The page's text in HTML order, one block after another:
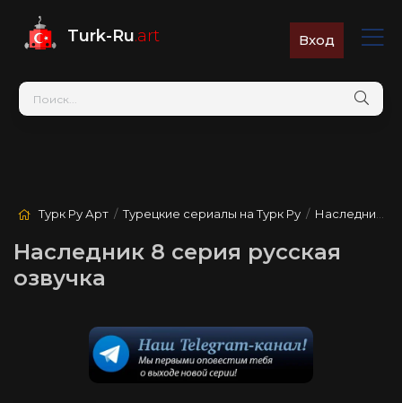
Turk-Ru.art Вход
Турк Ру Арт /Турецкие сериалы на Турк Ру / Наследник
Наследник 8 серия русская
озвучка